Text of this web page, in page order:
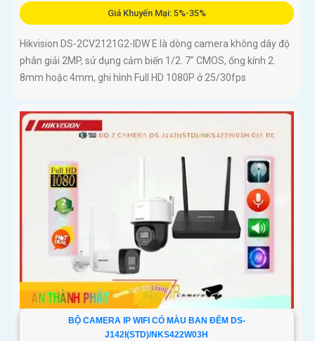
Giá Khuyến Mại: 5%-35%
Hikvision DS-2CV2121G2-IDW E là dòng camera không dây độ
phân giải 2MP, sử dụng cảm biến 1/2. 7" CMOS, ống kính 2.
8mm hoặc 4mm, ghi hình Full HD 1080P ở 25/30fps
BỘ CAMERA IP WIFI CÓ MÀU BAN ĐÊM DS-
J142I(STD)/NKS422W03H